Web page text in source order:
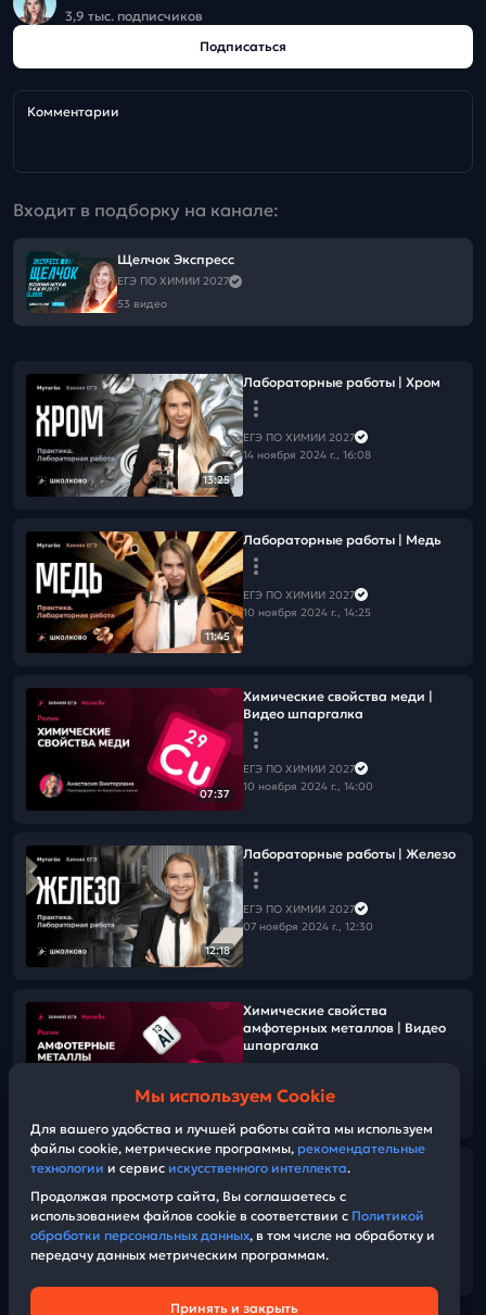
3,9 тыс. подписчиков
Подписаться
Комментарии
Входит в подборку на канале:
Щелчок Экспресс
ЕГЭ ПО ХИМИИ 2027
53 видео
13:25
Лабораторные работы | Хром
ЕГЭ ПО ХИМИИ 2027
14 ноября 2024 г., 16:08
11:45
Лабораторные работы | Медь
ЕГЭ ПО ХИМИИ 2027
10 ноября 2024 г., 14:25
07:37
Химические свойства меди |
Видео шпаргалка
ЕГЭ ПО ХИМИИ 2027
10 ноября 2024 г., 14:00
12:18
Лабораторные работы | Железо
ЕГЭ ПО ХИМИИ 2027
07 ноября 2024 г., 12:30
Химические свойства
амфотерных металлов | Видео
шпаргалка
ЕГЭ ПО ХИМИИ 2027
Химические свойства
шпаргалка
ЕГЭ ПО ХИМИИ 2027
Мы используем Cookie
Для вашего удобства и лучшей работы сайта мы используем
файлы cookie, метрические программы, рекомендательные
технологии и сервис искусственного интеллекта.
Продолжая просмотр сайта, Вы соглашаетесь с
использованием файлов cookie в соответствии с Политикой
обработки персональных данных, в том числе на обработку и
передачу данных метрическим программам.
Принять и закрыть